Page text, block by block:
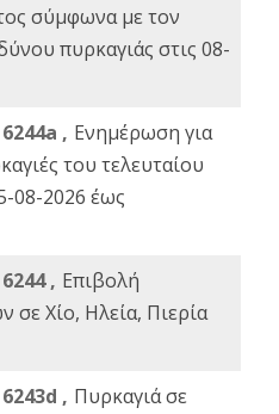
σύμφωνα με τον
πυρκαγιάς στις 08-
, Ενημέρωση για
του τελευταίου
08-2026 έως
, Επιβολή
σε Χίο, Ηλεία, Πιερία
, Πυρκαγιά σε